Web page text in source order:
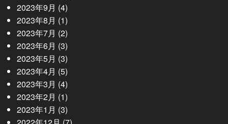
2023年9月 (4)
2023年8月 (1)
2023年7月 (2)
2023年6月 (3)
2023年5月 (3)
2023年4月 (5)
2023年3月 (4)
2023年2月 (1)
2023年1月 (3)